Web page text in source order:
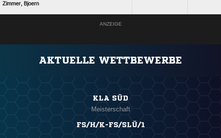
 
ANZEIGE
AKTUELLE WETTBEWERBE
KLA SÜD
Meisterschaft
FS/H/K-FS/SLÜ/1